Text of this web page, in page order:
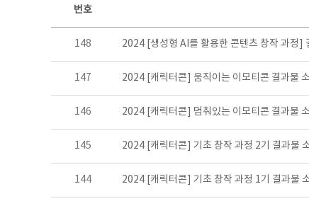
콘텐츠이슈 목록 - 번호, 제목, 작성자, 파일, 조회수, 작성일 정보 제공
번호
148 2024 [생성형 AI를 활용한 콘텐츠 창작 과정]
147 2024 [캐릭터콘] 움직이는 이모티콘 결과물
146 2024 [캐릭터콘] 멈춰있는 이모티콘 결과물
145 2024 [캐릭터콘] 기초 창작 과정 2기 결과물
144 2024 [캐릭터콘] 기초 창작 과정 1기 결과물